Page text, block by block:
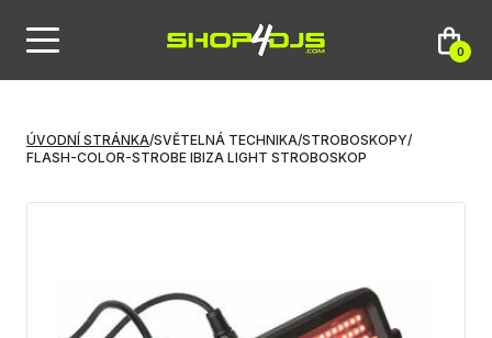
0
ÚVODNÍ STRÁNKA/SVĚTELNÁ TECHNIKA/STROBOSKOPY/
FLASH-COLOR-STROBE IBIZA LIGHT STROBOSKOP